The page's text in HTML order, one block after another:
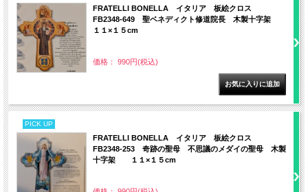
FRATELLI BONELLA イタリア 板絵クロス
FB2348-649 聖ベネディクト修道院長 木製十字架
１１×１５cm
価格： 990円(税込)
PICK UP
FRATELLI BONELLA イタリア 板絵クロス
FB2348-253 奇跡の聖母 不思議のメダイの聖母 木製
十字架 １１×１５cm